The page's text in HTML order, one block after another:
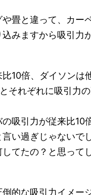
畳と違って、カー
みますから吸引力
10倍、ダイソンは
それぞれに吸引力
吸引力が従来比10
い過ぎじゃないで
てたの？と思って
的な吸引力イメー